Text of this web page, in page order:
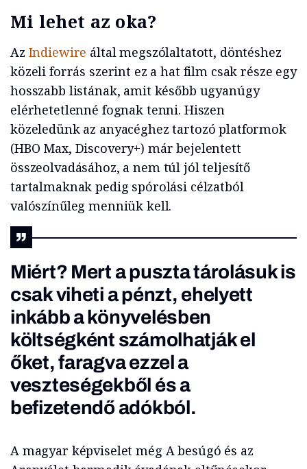
Mi lehet az oka?
Az Indiewire által megszólaltatott, döntéshez
közeli forrás szerint ez a hat film csak része egy
hosszabb listának, amit később ugyanúgy
elérhetetlenné fognak tenni. Hiszen
közeledünk az anyacéghez tartozó platformok
(HBO Max, Discovery+) már bejelentett
összeolvadásához, a nem túl jól teljesítő
tartalmaknak pedig spórolási célzatból
valószínűleg menniük kell.
Miért? Mert a puszta tárolásuk is
csak viheti a pénzt, ehelyett
inkább a könyvelésben
költségként számolhatják el
őket, faragva ezzel a
veszteségekből és a
befizetendő adókból.
A magyar képviselet még A besúgó és az